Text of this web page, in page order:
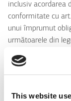
This website
inclusiv acordarea
conformitate cu
unui împrumut
următoarele din
săi pentru ca
lângă valoarea și
Consiliul de